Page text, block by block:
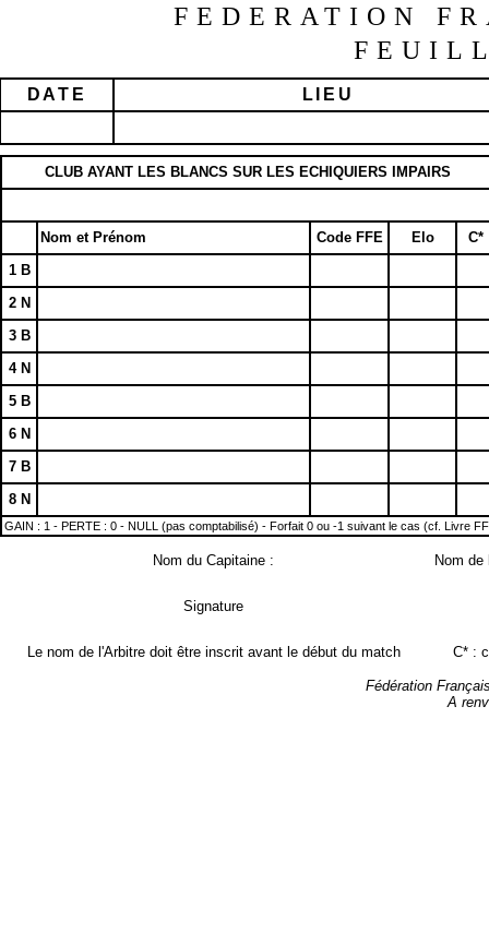
FEDERATION
DATE LIEU
CLUB AYANT LES BLANCS SUR LES ECHIQUIERS IMPAIRS
Nom et Prénom Code FFE Elo
C*
1 B
2 N
3 B
4 N
5 B
6 N
7 B
8 N
GAIN : 1 - PERTE : 0 - NULL (pas comptabilisé) - Forfait 0 ou -1 suivant le cas (cf. Livre
Nom du Capitaine : Nom
Signature
Le nom de l'Arbitre doit être inscrit avant le début du match C* :
Fédération
A